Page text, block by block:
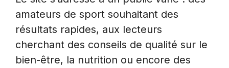
amateurs de sport souhaitant des
résultats rapides, aux lecteurs
cherchant des conseils de qualité sur le
bien-être, la nutrition ou encore des